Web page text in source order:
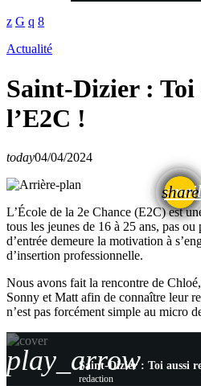
Actualité
Saint-Dizier : Toi
l’E2C !
today04/04/2024
share
email
L’École de la 2e Chance (E2C) est
tous les jeunes de 16 à 25 ans, pas
d’entrée demeure la motivation à
d’insertion professionnelle.
Nous avons fait la rencontre de
Sonny et Matt afin de connaître leur
n’est pas forcément simple au micro
play_arrow
Saint-Dizier : Toi aussi
redaction